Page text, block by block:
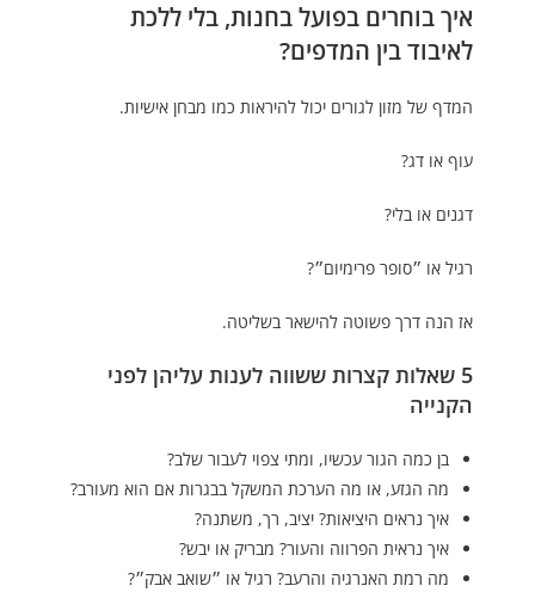
איך בוחרים בפועל בחנות, בלי ללכת
לאיבוד בין המדפים?
המדף של מזון לגורים יכול להיראות כמו מבחן אישיות.
עוף או דג?
דגנים או בלי?
רגיל או ״סופר פרימיום״?
אז הנה דרך פשוטה להישאר בשליטה.
5 שאלות קצרות ששווה לענות עליהן לפני
הקנייה
בן כמה הגור עכשיו, ומתי צפוי לעבור שלב?
מה הגזע, או מה הערכת המשקל בבגרות אם הוא מעורב?
איך נראים היציאות? יציב, רך, משתנה?
איך נראית הפרווה והעור? מבריק או יבש?
מה רמת האנרגיה והרעב? רגיל או ״שואב אבק״?